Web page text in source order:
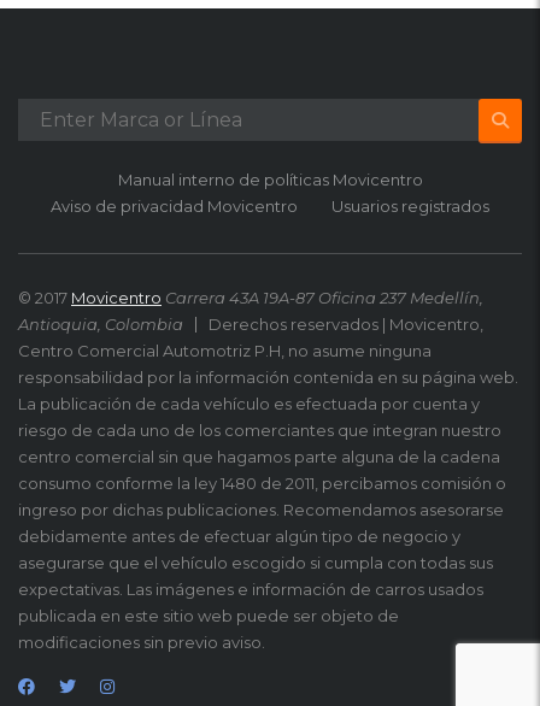
Manual interno de políticas Movicentro
Aviso de privacidad Movicentro
Usuarios registrados
© 2017 Movicentro Carrera 43A 19A-87 Oficina 237 Medellín,
Antioquia, Colombia
Derechos reservados | Movicentro,
Centro Comercial Automotriz P.H, no asume ninguna
responsabilidad por la información contenida en su página web.
La publicación de cada vehículo es efectuada por cuenta y
riesgo de cada uno de los comerciantes que integran nuestro
centro comercial sin que hagamos parte alguna de la cadena
consumo conforme la ley 1480 de 2011, percibamos comisión o
ingreso por dichas publicaciones. Recomendamos asesorarse
debidamente antes de efectuar algún tipo de negocio y
asegurarse que el vehículo escogido si cumpla con todas sus
expectativas. Las imágenes e información de carros usados
publicada en este sitio web puede ser objeto de
modificaciones sin previo aviso.